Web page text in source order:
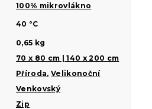
100% mikrovlákno
40 °C
0,65 kg
70 x 80 cm | 140 x 200 cm
Příroda,Velikonoční
Venkovský
Zip